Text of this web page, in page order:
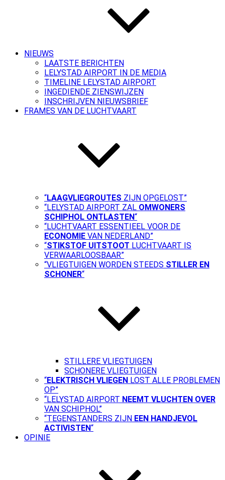
NIEUWS
LAATSTE BERICHTEN
LELYSTAD AIRPORT IN DE MEDIA
TIMELINE LELYSTAD AIRPORT
INGEDIENDE ZIENSWIJZEN
INSCHRIJVEN NIEUWSBRIEF
FRAMES VAN DE LUCHTVAART
“LAAGVLIEGROUTES ZIJN OPGELOST”
“LELYSTAD AIRPORT ZAL OMWONERS
SCHIPHOL ONTLASTEN“
“LUCHTVAART ESSENTIEEL VOOR DE
ECONOMIE VAN NEDERLAND”
“STIKSTOF UITSTOOT LUCHTVAART IS
VERWAARLOOSBAAR”
“VLIEGTUIGEN WORDEN STEEDS STILLER EN
SCHONER“
STILLERE VLIEGTUIGEN
SCHONERE VLIEGTUIGEN
“ELEKTRISCH VLIEGEN LOST ALLE PROBLEMEN
OP”
“LELYSTAD AIRPORT NEEMT VLUCHTEN OVER
VAN SCHIPHOL”
“TEGENSTANDERS ZIJN EEN HANDJEVOL
ACTIVISTEN“
OPINIE